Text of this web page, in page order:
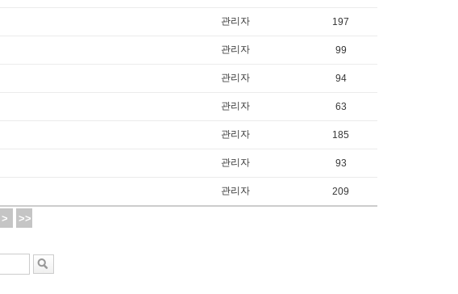
관리자 197
관리자 99
관리자 94
관리자 63
관리자 185
관리자 93
관리자 209
> >>